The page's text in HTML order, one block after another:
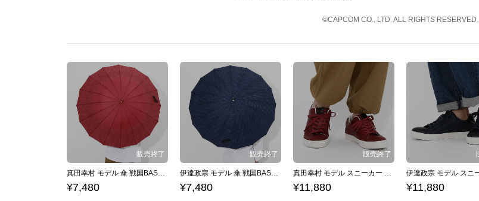
©CAPCOM CO., LTD. ALL RIGHTS RESERVED.
真田幸村 モデル 傘 戦国BASARA
¥7,480
伊達政宗 モデル 傘 戦国BASARA
¥7,480
真田幸村 モデル スニーカー 戦国BASARA
¥11,880 ¥11,880